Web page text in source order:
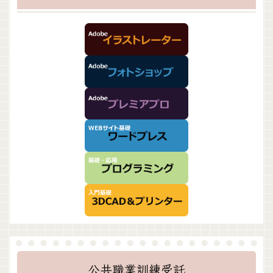
公共職業訓練受託